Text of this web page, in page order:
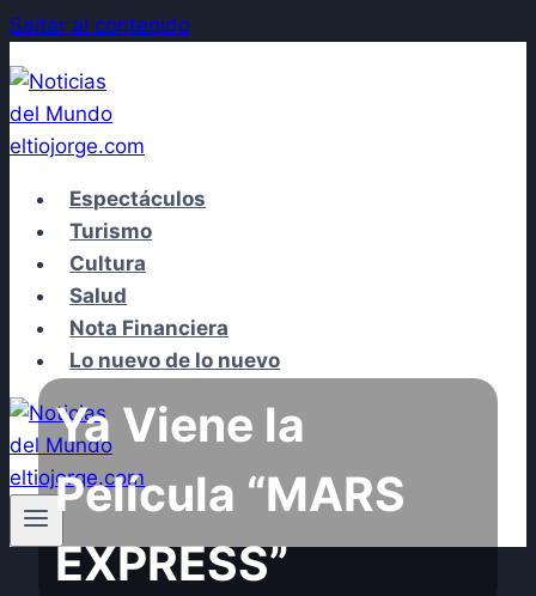
Saltar al contenido
Espectáculos
Turismo
Cultura
Salud
Nota Financiera
Lo nuevo de lo nuevo
Ya Viene la
Película “MARS
EXPRESS”